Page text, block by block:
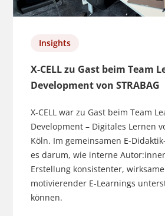
Insights
X-CELL zu Gast beim Team
Development von STRABAG
X-CELL war zu Gast beim Team
Development – Digitales Lernen
Köln. Im gemeinsamen E-
es darum, wie interne
Erstellung konsistenter,
motivierender E-Learnings
können.